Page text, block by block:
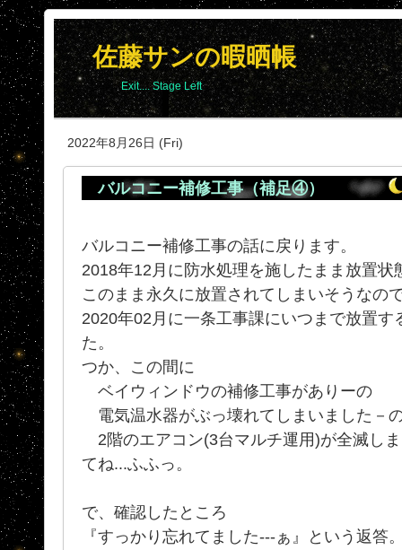
佐藤サンの暇晒帳
Exit.... Stage Left
2022年8月26日 (Fri)
バルコニー補修工事（補足④）
バルコニー補修工事の話に戻ります。
2018年12月に防水処理を施したまま放置状
このまま永久に放置されてしまいそうなの
2020年02月に一条工事課にいつまで放置す
た。
つか、この間に
ベイウィンドウの補修工事がありーの
電気温水器がぶっ壊れてしまいました－
2階のエアコン(3台マルチ運用)が全滅し
てね...ふふっ。
で、確認したところ
『すっかり忘れてました---ぁ』という返答